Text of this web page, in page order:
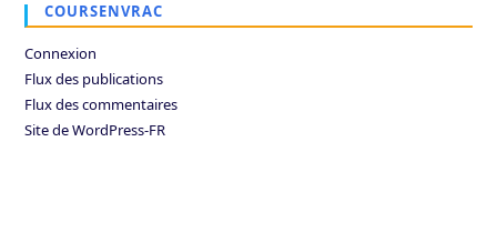
COURSENVRAC
Connexion
Flux des publications
Flux des commentaires
Site de WordPress-FR